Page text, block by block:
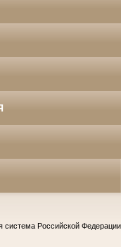
система Российской